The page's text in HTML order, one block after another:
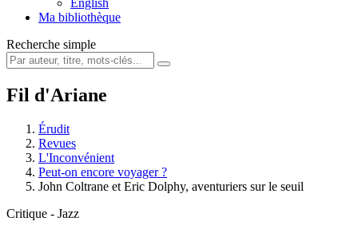
Ma bibliothèque
Recherche simple
Fil d'Ariane
Érudit
Revues
L'Inconvénient
Peut-on encore voyager ?
John Coltrane et Eric Dolphy, aventuriers sur le seuil
Critique - Jazz